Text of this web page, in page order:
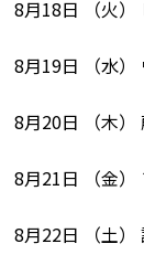
8月18日 （火）
8月19日 （水）
8月20日 （木）
8月21日 （金）
8月22日 （土）